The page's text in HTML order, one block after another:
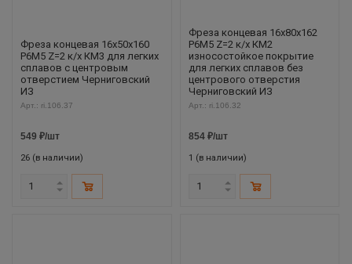
Фреза концевая 16х50х160
Р6М5 Z=2 к/х КМ3 для легких
сплавов с центровым
отверстием Черниговский
ИЗ
Арт.: ri.106.37
549 ₽/шт
26 (в наличии)
Фреза концевая 16х80х162
Р6М5 Z=2 к/х КМ2
износостойкое покрытие
для легких сплавов без
центрового отверстия
Черниговский ИЗ
Арт.: ri.106.32
854₽/шт
1 (в наличии)